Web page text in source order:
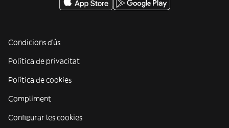
Condicions d'ús
Política de privacitat
Política de cookies
Compliment
Configurar les cookies